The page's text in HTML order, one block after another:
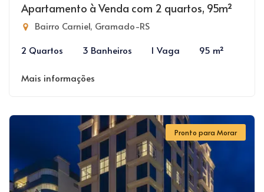
Apartamento à Venda com 2 quartos, 95m²
Bairro Carniel, Gramado-RS
2 Quartos
3 Banheiros 1 Vaga 95 m²
Mais informações
Pronto para Morar